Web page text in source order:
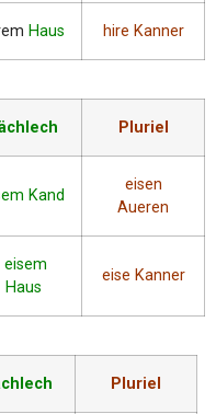
Haus hire Kanner
Pluriel
Kand
eisen
Aueren
eisem
Haus
eise Kanner
Pluriel